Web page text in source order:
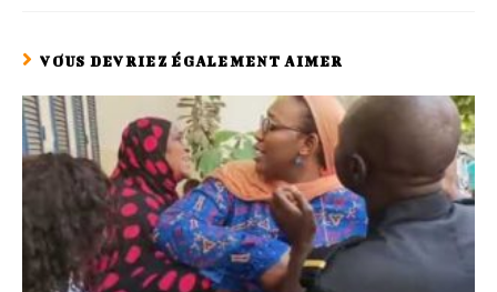
VOUS DEVRIEZ ÉGALEMENT AIMER